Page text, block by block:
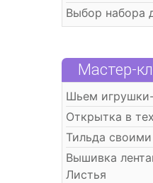
Выбор набора
Мастер-
Шьем
Открытка в
Тильда
Вышивка
Листья